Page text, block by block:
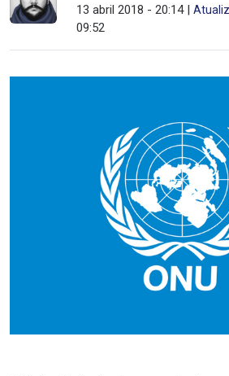
13 abril 2018 - 20:14 |
09:52